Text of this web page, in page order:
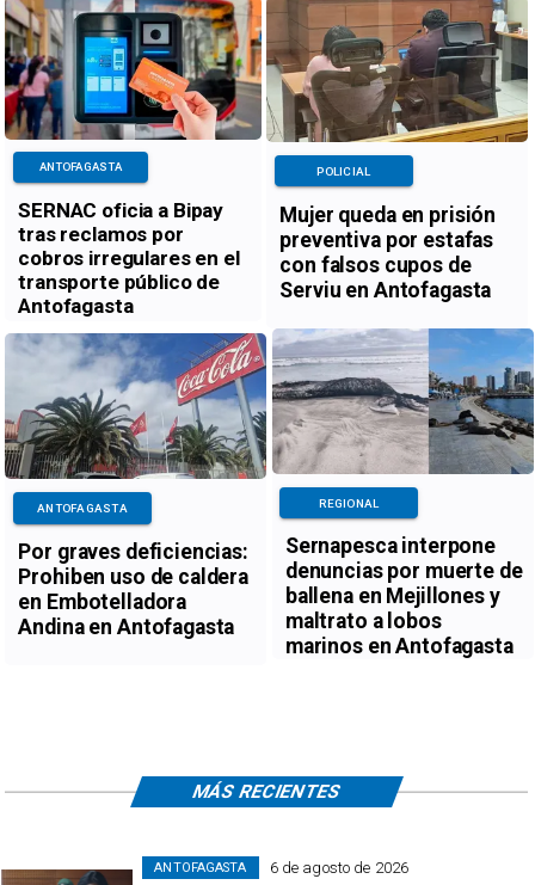
SERNAC oficia a Bipay
tras reclamos por
cobros irregulares en el
transporte público de
Antofagasta
ANTOFAGASTA
Mujer queda en prisión
preventiva por estafas
con falsos cupos de
Serviu en Antofagasta
POLICIAL
Por graves deficiencias:
Prohiben uso de caldera
en Embotelladora
Andina en Antofagasta
ANTOFAGASTA
Sernapesca interpone
denuncias por muerte de
ballena en Mejillones y
maltrato a lobos
marinos en Antofagasta
REGIONAL
6 de agosto de 2026
ANTOFAGASTA
MÁS RECIENTES